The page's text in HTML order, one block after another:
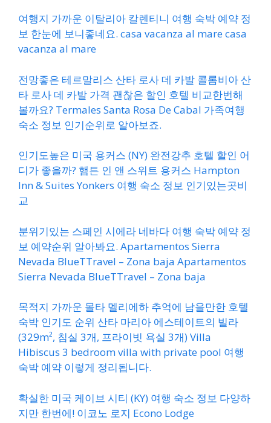
여행지 가까운 이탈리아 칼렌티니 여행 숙박 예약 정
보 한눈에 보니좋네요. casa vacanza al mare casa
vacanza al mare
전망좋은 테르말리스 산타 로사 데 카발 콜롬비아 산
타 로사 데 카발 가격 괜찮은 할인 호텔 비교한번해
볼까요? Termales Santa Rosa De Cabal 가족여행
숙소 정보 인기순위로 알아보죠.
인기도높은 미국 용커스 (NY) 완전강추 호텔 할인 어
디가 좋을까? 햄튼 인 앤 스위트 용커스 Hampton
Inn & Suites Yonkers 여행 숙소 정보 인기있는곳비
교
분위기있는 스페인 시에라 네바다 여행 숙박 예약 정
보 예약순위 알아봐요. Apartamentos Sierra
Nevada BlueTTravel – Zona baja Apartamentos
Sierra Nevada BlueTTravel – Zona baja
목적지 가까운 몰타 멜리에하 추억에 남을만한 호텔
숙박 인기도 순위 산타 마리아 에스테이트의 빌라
(329m², 침실 3개, 프라이빗 욕실 3개) Villa
Hibiscus 3 bedroom villa with private pool 여행
숙박 예약 이렇게 정리됩니다.
확실한 미국 케이브 시티 (KY) 여행 숙소 정보 다양하
지만 한번에! 이코노 로지 Econo Lodge